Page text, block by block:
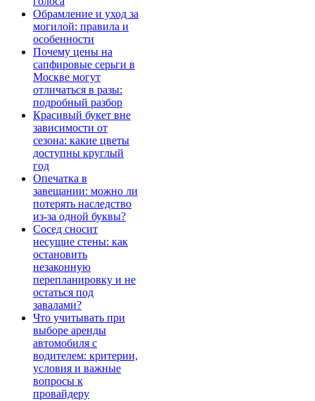
Обрамление и уход за
могилой: правила и
особенности
Почему цены на
сапфировые серьги в
Москве могут
отличаться в разы:
подробный разбор
Красивый букет вне
зависимости от
сезона: какие цветы
доступны круглый
год
Опечатка в
завещании: можно ли
потерять наследство
из-за одной буквы?
Сосед сносит
несущие стены: как
остановить
незаконную
перепланировку и не
остаться под
завалами?
Что учитывать при
выборе аренды
автомобиля с
водителем: критерии,
условия и важные
вопросы к
провайдеру